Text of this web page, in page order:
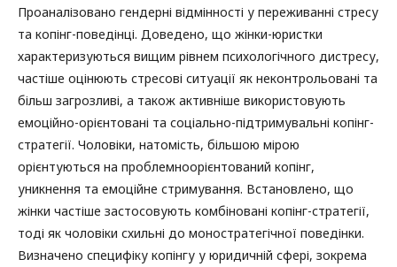
Проаналізовано гендерні відмінності у переживанні стресу
та копінг-поведінці. Доведено, що жінки-юристки
характеризуються вищим рівнем психологічного дистресу,
частіше оцінюють стресові ситуації як неконтрольовані та
більш загрозливі, а також активніше використовують
емоційно-орієнтовані та соціально-підтримувальні копінг-
стратегії. Чоловіки, натомість, більшою мірою
орієнтуються на проблемноорієнтований копінг,
уникнення та емоційне стримування. Встановлено, що
жінки частіше застосовують комбіновані копінг-стратегії,
тоді як чоловіки схильні до моностратегічної поведінки.
Визначено специфіку копінгу у юридичній сфері, зокрема